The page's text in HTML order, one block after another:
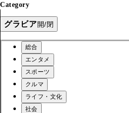
Category
グラビア開/閉
総合
エンタメ
スポーツ
クルマ
ライフ・文化
社会